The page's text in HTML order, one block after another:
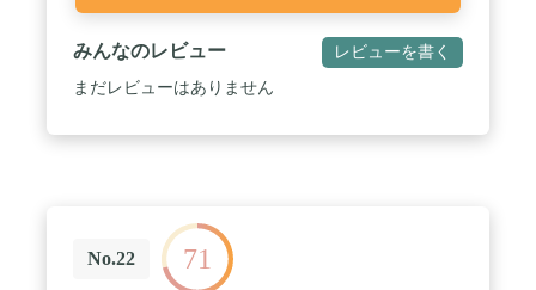
みんなのレビュー レビューを書く
まだレビューはありません
No.22 71